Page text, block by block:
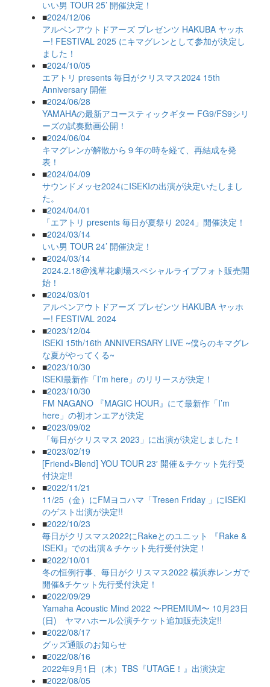
いい男 TOUR 25’ 開催決定！
■2024/12/06
アルペンアウトドアーズ プレゼンツ HAKUBA ヤッホ
ー! FESTIVAL 2025 にキマグレンとして参加が決定し
ました！
■2024/10/05
エアトリ presents 毎日がクリスマス2024 15th
Anniversary 開催
■2024/06/28
YAMAHAの最新アコースティックギター FG9/FS9シリ
ーズの試奏動画公開！
■2024/06/04
キマグレンが解散から９年の時を経て、再結成を発
表！
■2024/04/09
サウンドメッセ2024にISEKIの出演が決定いたしまし
た。
■2024/04/01
「エアトリ presents 毎日が夏祭り 2024」開催決定！
■2024/03/14
いい男 TOUR 24’ 開催決定！
■2024/03/14
2024.2.18@浅草花劇場スペシャルライブフォト販売開
始！
■2024/03/01
アルペンアウトドアーズ プレゼンツ HAKUBA ヤッホ
ー! FESTIVAL 2024
■2023/12/04
ISEKI 15th/16th ANNIVERSARY LIVE ~僕らのキマグレ
な夏がやってくる~
■2023/10/30
ISEKI最新作「I’m here」のリリースが決定！
■2023/10/30
FM NAGANO 『MAGIC HOUR』にて最新作「I’m
here」の初オンエアが決定
■2023/09/02
「毎日がクリスマス 2023」に出演が決定しました！
■2023/02/19
[Friend×Blend] YOU TOUR 23′ 開催＆チケット先行受
付決定!!
■2022/11/21
11/25（金）にFMヨコハマ「Tresen Friday 」にISEKI
のゲスト出演が決定!!
■2022/10/23
毎日がクリスマス2022にRakeとのユニット 『Rake &
ISEKI』での出演＆チケット先行受付決定！
■2022/10/01
冬の恒例行事、毎日がクリスマス2022 横浜赤レンガで
開催&チケット先行受付決定！
■2022/09/29
Yamaha Acoustic Mind 2022 〜PREMIUM〜 10月23日
(日) ヤマハホール公演チケット追加販売決定!!
■2022/08/17
グッズ通販のお知らせ
■2022/08/16
2022年9月1日（木）TBS『UTAGE！』出演決定
■2022/08/05